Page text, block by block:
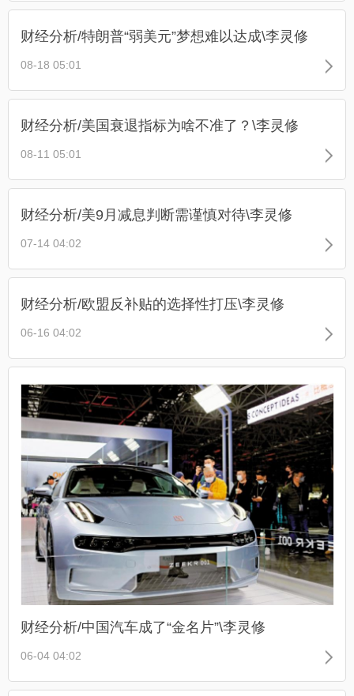
财经分析/特朗普“弱美元”梦想难以达成\李灵修
08-18 05:01
财经分析/美国衰退指标为啥不准了？\李灵修
08-11 05:01
财经分析/美9月减息判断需谨慎对待\李灵修
07-14 04:02
财经分析/欧盟反补贴的选择性打压\李灵修
06-16 04:02
财经分析/中国汽车成了“金名片”\李灵修
06-04 04:02